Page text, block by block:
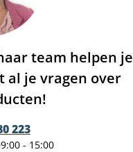
team helpen je
al je vragen over
223
- 15:00